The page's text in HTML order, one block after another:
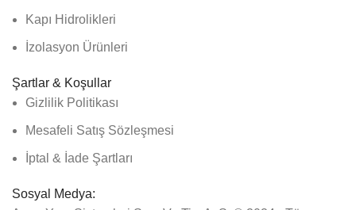
Kapı Hidrolikleri
İzolasyon Ürünleri
Şartlar & Koşullar
Gizlilik Politikası
Mesafeli Satış Sözleşmesi
İptal & İade Şartları
Sosyal Medya: